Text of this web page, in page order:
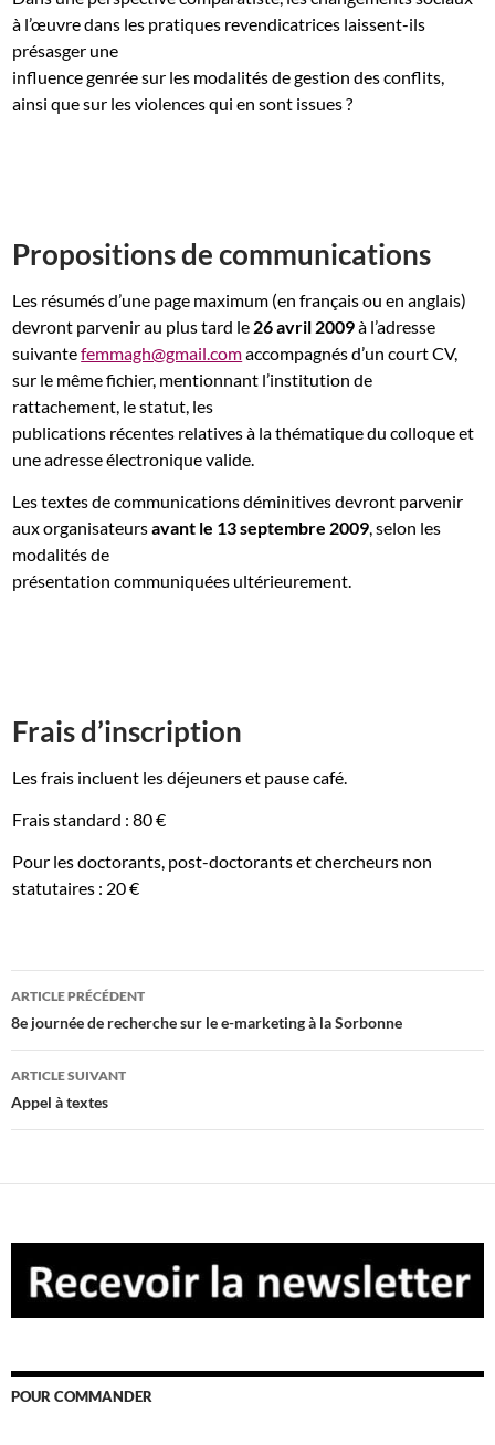
à l’œuvre dans les pratiques revendicatrices laissent-ils
présasger une
influence genrée sur les modalités de gestion des conflits,
ainsi que sur les violences qui en sont issues ?
Propositions de communications
Les résumés d’une page maximum (en français ou en anglais)
devront parvenir au plus tard le 26 avril 2009à l’adresse
suivantefemmagh@gmail.comaccompagnés d’un court CV,
sur le même fichier, mentionnant l’institution de
rattachement, le statut, les
publications récentes relatives à la thématique du colloque et
une adresse électronique valide.
Les textes de communications déminitives devront parvenir
aux organisateursavant le 13 septembre 2009, selon les
modalités de
présentation communiquées ultérieurement.
Frais d’inscription
Les frais incluent les déjeuners et pause café.
Frais standard : 80 €
Pour les doctorants, post-doctorants et chercheurs non
statutaires : 20 €
Navigation
des
articles
ARTICLE PRÉCÉDENT
8e journée de recherche sur le e-marketing à la Sorbonne
ARTICLE SUIVANT
Appel à textes
POUR COMMANDER